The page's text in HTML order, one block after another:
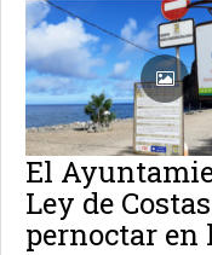
El
Ley de
pernoctar en